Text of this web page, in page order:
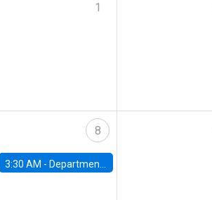
1
8
3:30 AM - Department Seminar: James Robinson